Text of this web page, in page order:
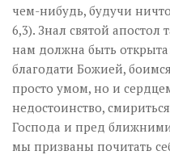
чем-нибудь, будучи
6,3). Знал святой апостол
нам должна быть
благодати Божией,
просто умом, но и
недостоинство,
Господа и пред
мы призваны почитать